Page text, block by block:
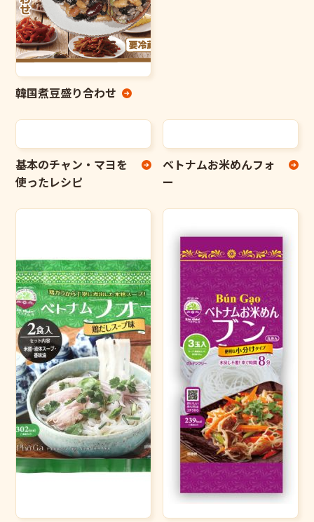
韓国煮豆盛り合わせ
基本のチャン・マヨを
使ったレシピ
ベトナムお米めんフォ
ー